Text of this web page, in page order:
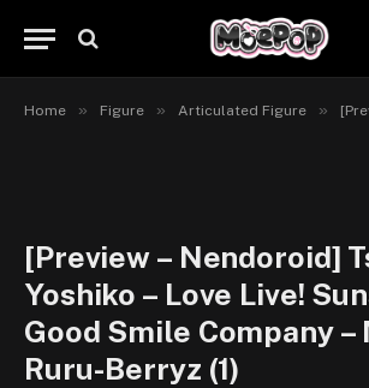
Home » Figure » Articulated Figure » [Preview –
[Preview – Nendoroid]
Yoshiko – Love Live!
Good Smile Company –
Ruru-Berryz (1)